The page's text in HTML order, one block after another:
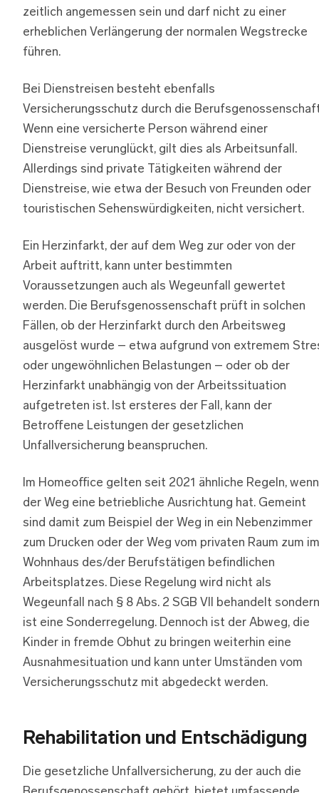
zeitlich angemessen sein und darf nicht zu einer
erheblichen Verlängerung der normalen Wegstrecke
führen.
Bei Dienstreisen besteht ebenfalls
Versicherungsschutz durch die
Wenn eine versicherte Person während einer
Dienstreise verunglückt, gilt dies als Arbeitsunfall.
Allerdings sind private Tätigkeiten während der
Dienstreise, wie etwa der Besuch von Freunden oder
touristischen Sehenswürdigkeiten, nicht versichert.
Ein Herzinfarkt, der auf dem Weg zur oder von der
Arbeit auftritt, kann unter bestimmten
Voraussetzungen auch als Wegeunfall gewertet
werden. Die Berufsgenossenschaft prüft in solchen
Fällen, ob der Herzinfarkt durch den Arbeitsweg
ausgelöst wurde – etwa aufgrund von extremem
oder ungewöhnlichen Belastungen – oder ob der
Herzinfarkt unabhängig von der Arbeitssituation
aufgetreten ist. Ist ersteres der Fall, kann der
Betroffene Leistungen der gesetzlichen
Unfallversicherung beanspruchen.
Im Homeoffice gelten seit 2021 ähnliche Regeln, wenn
der Weg eine betriebliche Ausrichtung hat. Gemeint
sind damit zum Beispiel der Weg in ein Nebenzimmer
zum Drucken oder der Weg vom privaten Raum zum im
Wohnhaus des/der Berufstätigen befindlichen
Arbeitsplatzes. Diese Regelung wird nicht als
Wegeunfall nach § 8 Abs. 2 SGB VII behandelt sondern
ist eine Sonderregelung. Dennoch ist der Abweg, die
Kinder in fremde Obhut zu bringen weiterhin eine
Ausnahmesituation und kann unter Umständen vom
Versicherungsschutz mit abgedeckt werden.
Rehabilitation und Entschädigung
Die gesetzliche Unfallversicherung, zu der auch die